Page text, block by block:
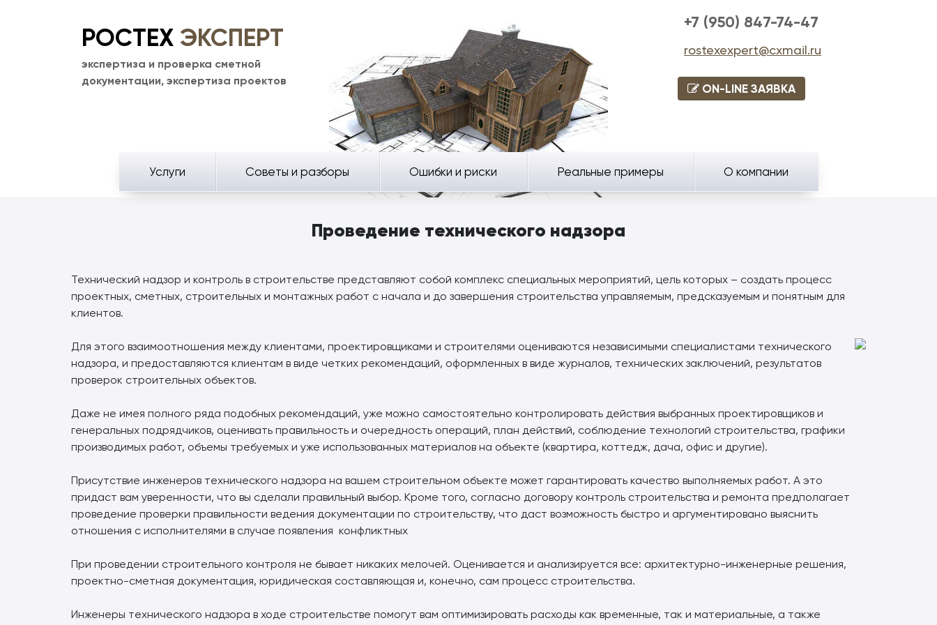
РОСТЕХ ЭКСПЕРТ
экспертиза и проверка сметной
документации, экспертиза проектов
+7 (950) 847-74-47
rostexexpert@cxmail.ru
ON-LINE ЗАЯВКА
Услуги Советы и разборы Ошибки и риски Реальные примеры О компании
Проведение технического надзора
Технический надзор и контроль в строительстве представляют собой комплекс специальных мероприятий, цель которых – создать процесс
проектных, сметных, строительных и монтажных работ с начала и до завершения строительства управляемым, предсказуемым и понятным для
клиентов.
Для этого взаимоотношения между клиентами, проектировщиками и строителями оцениваются независимыми специалистами технического
надзора, и предоставляются клиентам в виде четких рекомендаций, оформленных в виде журналов, технических заключений, результатов
проверок строительных объектов.
Даже не имея полного ряда подобных рекомендаций, уже можно самостоятельно контролировать действия выбранных проектировщиков и
генеральных подрядчиков, оценивать правильность и очередность операций, план действий, соблюдение технологий строительства, графики
производимых работ, объемы требуемых и уже использованных материалов на объекте (квартира, коттедж, дача, офис и другие).
Присутствие инженеров технического надзора на вашем строительном объекте может гарантировать качество выполняемых работ. А это
придаст вам уверенности, что вы сделали правильный выбор. Кроме того, согласно договору контроль строительства и ремонта предполагает
проведение проверки правильности ведения документации по строительству, что даст возможность быстро и аргументировано выяснить
отношения с исполнителями в случае появления конфликтных
При проведении строительного контроля не бывает никаких мелочей. Оценивается и анализируется все: архитектурно-инженерные решения,
проектно-сметная документация, юридическая составляющая и, конечно, сам процесс строительства.
Инженеры технического надзора в ходе строительстве помогут вам оптимизировать расходы как временные, так и материальные, а также